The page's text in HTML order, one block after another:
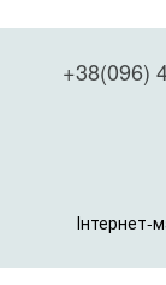
+38(096)
Інтернет-